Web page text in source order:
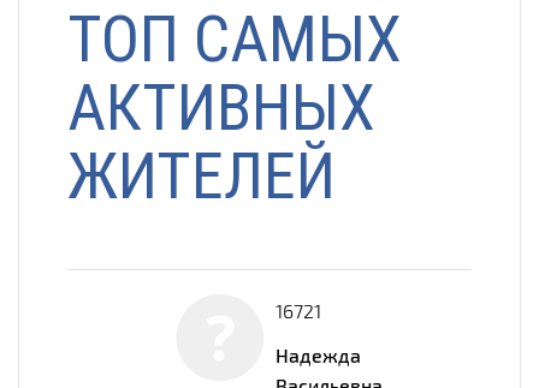
ТОП САМЫХ
АКТИВНЫХ
ЖИТЕЛЕЙ
16721
Надежда